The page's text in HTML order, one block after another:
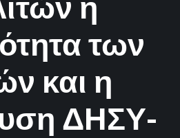
των
και η
ΔΗΣΥ-